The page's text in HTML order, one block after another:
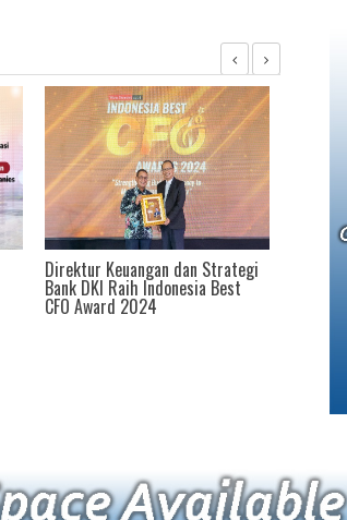
Dorong Keterbukaan Informasi,
Bank DKI Raih Penghargaan Best
PR in Digital Transformation